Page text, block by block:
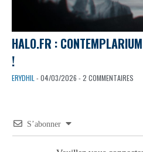
HALO.FR :
!
ERYDHIL - 04/03/2026 - 2 COMMENTAIRES
S’abonner